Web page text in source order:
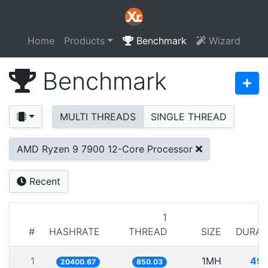
Home Products Benchmark Wizard
Benchmark
MULTI THREADS SINGLE THREAD
AMD Ryzen 9 7900 12-Core Processor
Recent
# HASHRATE
1
THREAD
SIZE
1 20400.67 850.03 1MH